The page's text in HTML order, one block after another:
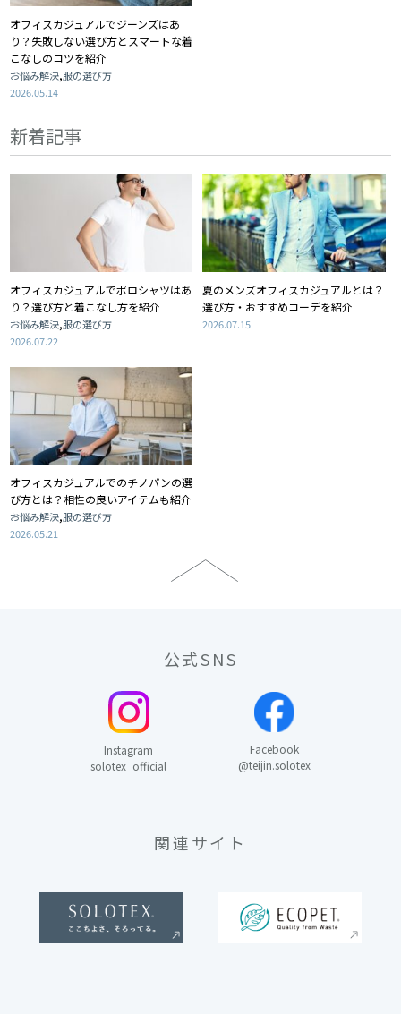
オフィスカジュアルでジーンズはあ
り？失敗しない選び方とスマートな着
こなしのコツを紹介
お悩み解決,服の選び方
2026.05.14
新着記事
オフィスカジュアルでポロシャツはあ
り？選び方と着こなし方を紹介
お悩み解決,服の選び方
2026.07.22
夏のメンズオフィスカジュアルとは？
選び方・おすすめコーデを紹介
2026.07.15
オフィスカジュアルでのチノパンの選
び方とは？相性の良いアイテムも紹介
お悩み解決,服の選び方
2026.05.21
公式SNS
Instagram
solotex_official
Facebook
@teijin.solotex
関連サイト